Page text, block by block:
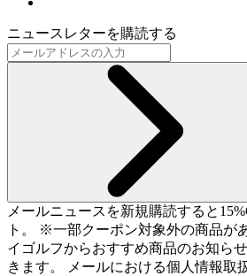
ニュースレターを購読する
メールニュースを新規購読すると
ト。 ※一部クーポン対象外の商品が
イゴルフからおすすめ商品のお知ら
きます。 メールにおける個人情報取